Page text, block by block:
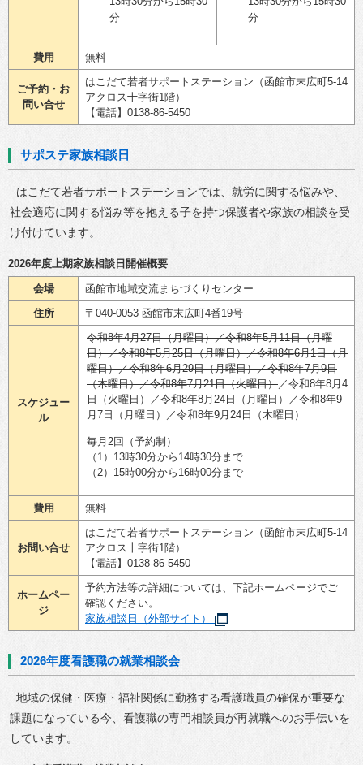
分
分
費用 無料
ご予約・お
問い合せ
はこだて若者サポートステーション（函館市末広町5-14
アクロス十字街1階）
【電話】0138-86-5450
サポステ家族相談日
はこだて若者サポートステーションでは、就労に関する悩みや、
社会適応に関する悩み等を抱える子を持つ保護者や家族の相談を受
け付けています。
2026年度上期家族相談日開催概要
会場
函館市地域交流まちづくりセンター
住所
〒040-0053 函館市末広町4番19号
スケジュー
ル
令和8年4月27日（月曜日）／令和8年5月11日（月曜
日）／令和8年5月25日（月曜日）／令和8年6月1日（月
曜日）／令和8年6月29日（月曜日）／令和8年7月9日
（木曜日）／令和8年7月21日（火曜日）／令和8年8月4
日（火曜日）／令和8年8月24日（月曜日）／令和8年9
月7日（月曜日）／令和8年9月24日（木曜日）
毎月2回（予約制）
（1）13時30分から14時30分まで
（2）15時00分から16時00分まで
費用 無料
お問い合せ
はこだて若者サポートステーション（函館市末広町5-14
アクロス十字街1階）
【電話】0138-86-5450
ホームペー
ジ
予約方法等の詳細については、下記ホームページでご
確認ください。
家族相談日（外部サイト）
2026年度看護職の就業相談会
地域の保健・医療・福祉関係に勤務する看護職員の確保が重要な
課題になっている今、看護職の専門相談員が再就職へのお手伝いを
しています。